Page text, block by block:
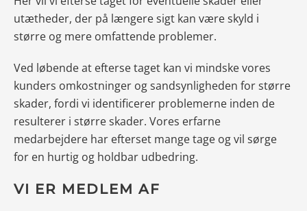
utætheder, der på længere sigt kan være skyld i
større og mere omfattende problemer.
Ved løbende at efterse taget kan vi mindske vores
kunders omkostninger og sandsynligheden for større
skader, fordi vi identificerer problemerne inden de
resulterer i større skader. Vores erfarne
medarbejdere har efterset mange tage og vil sørge
for en hurtig og holdbar udbedring.
VI ER MEDLEM AF